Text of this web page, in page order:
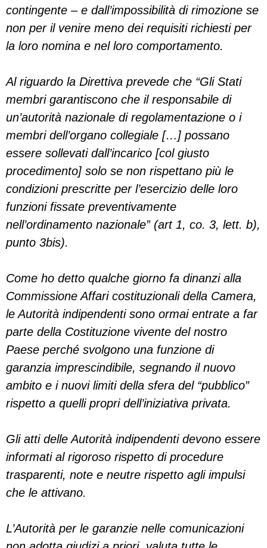
contingente – e dall’impossibilità di rimozione se
non per il venire meno dei requisiti richiesti per
la loro nomina e nel loro comportamento.
Al riguardo la Direttiva prevede che “Gli Stati
membri garantiscono che il responsabile di
un’autorità nazionale di regolamentazione o i
membri dell’organo collegiale […] possano
essere sollevati dall’incarico [col giusto
procedimento] solo se non rispettano più le
condizioni prescritte per l’esercizio delle loro
funzioni fissate preventivamente
nell’ordinamento nazionale” (art 1, co. 3, lett. b),
punto 3bis).
Come ho detto qualche giorno fa dinanzi alla
Commissione Affari costituzionali della Camera,
le Autorità indipendenti sono ormai entrate a far
parte della Costituzione vivente del nostro
Paese perché svolgono una funzione di
garanzia imprescindibile, segnando il nuovo
ambito e i nuovi limiti della sfera del “pubblico”
rispetto a quelli propri dell’iniziativa privata.
Gli atti delle Autorità indipendenti devono essere
informati al rigoroso rispetto di procedure
trasparenti, note e neutre rispetto agli impulsi
che le attivano.
L’Autorità per le garanzie nelle comunicazioni